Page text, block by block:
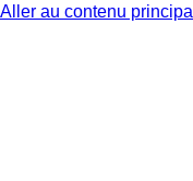
Aller au contenu principal